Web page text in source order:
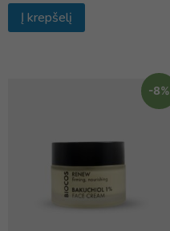
Į krepšelį
-8%